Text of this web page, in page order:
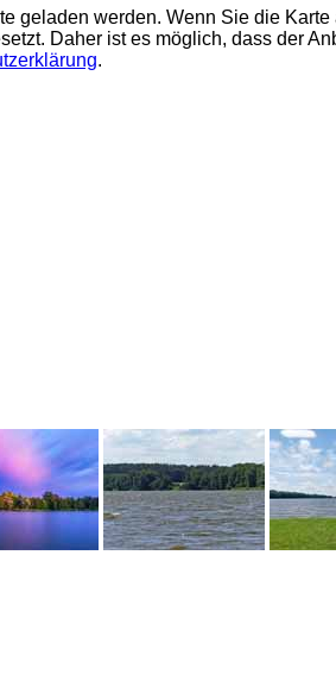
geladen werden. Wenn Sie die
Daher ist es möglich, dass der
.